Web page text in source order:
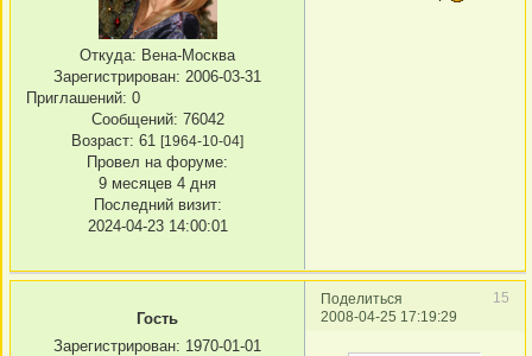
Откуда: Вена-Москва
Зарегистрирован: 2006-03-31
Приглашений: 0
Сообщений: 76042
Возраст: 61 [1964-10-04]
Провел на форуме:
9 месяцев 4 дня
Последний визит:
2024-04-23 14:00:01
Поделиться
15
2008-04-25 17:19:29
Гость
Зарегистрирован: 1970-01-01